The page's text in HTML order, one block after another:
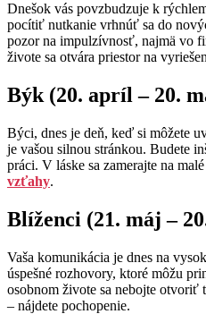
Dnešok vás povzbudzuje k
pocítiť nutkanie vrhnúť sa do
pozor na impulzívnosť, najmä vo
živote sa otvára priestor na
Býk (20. apríl – 20.
Býci, dnes je deň, keď si môžete
je vašou silnou stránkou. Budete
práci. V láske sa zamerajte na
vzťahy.
Blíženci (21. máj –
Vaša komunikácia je dnes na
úspešné rozhovory, ktoré môžu
osobnom živote sa nebojte otvoriť
– nájdete pochopenie.